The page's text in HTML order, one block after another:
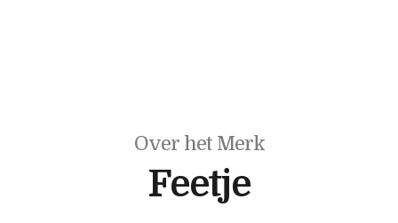
Over het Merk
Feetje